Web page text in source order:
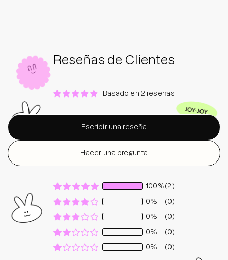
Reseñas de Clientes
Basado en 2 reseñas
Escribir una reseña
Hacer una pregunta
100%(2)
0%
(0)
0%
(0)
0%
(0)
0%
(0)